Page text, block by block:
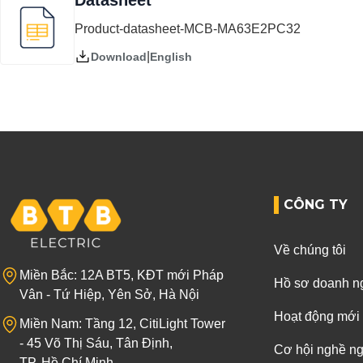
Product-datasheet-MCB-MA63E2PC32
Download English
Miền Bắc: 12A BT5, KĐT mới Pháp
Vân - Tứ Hiệp, Yên Sở, Hà Nội
Miền Nam: Tầng 12, CitiLight Tower
- 45 Võ Thị Sáu, Tân Định,
CÔNG TY
Về chúng tôi
Hồ sơ doanh
Hoạt động mới
Cơ hội nghề